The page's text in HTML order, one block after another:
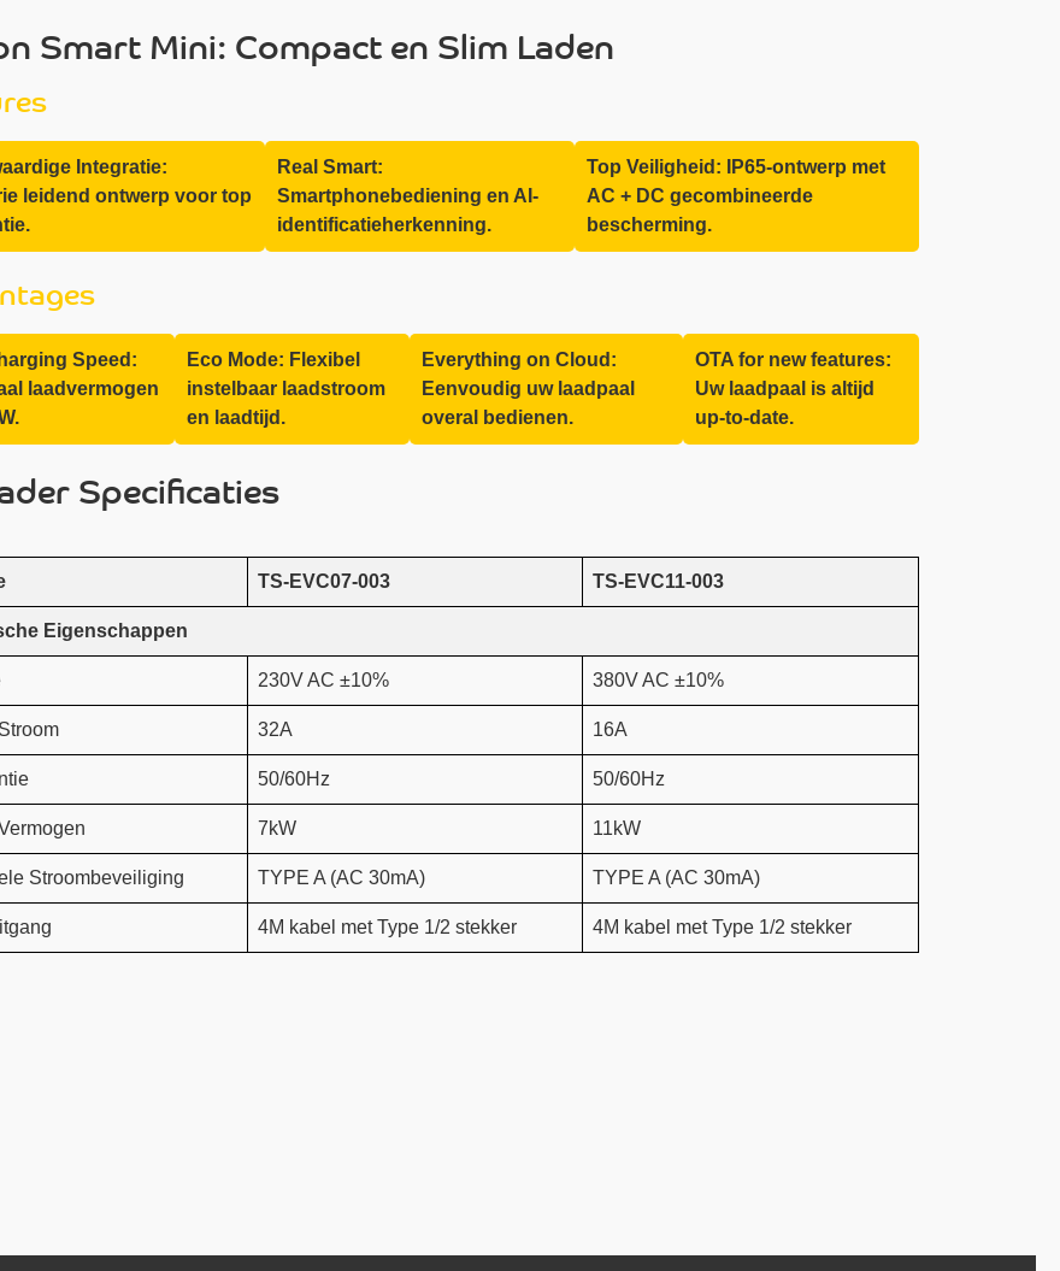
Smart Mini: Compact en Slim Laden
Integratie:
leidend ontwerp voor top
Real Smart:
Smartphonebediening en AI-
identificatieherkenning.
Top Veiligheid: IP65-ontwerp met
AC + DC gecombineerde
bescherming.
Speed:
laadvermogen
Eco Mode: Flexibel
instelbaar laadstroom
en laadtijd.
Everything on Cloud:
Eenvoudig uw laadpaal
overal bedienen.
OTA for new features:
Uw laadpaal is altijd
up-to-date.
Specificaties
TS-EVC07-003 TS-EVC11-003
Eigenschappen
230V AC ±10% 380V AC ±10%
32A 16A
50/60Hz 50/60Hz
7kW 11kW
Stroombeveiliging TYPE A (AC 30mA) TYPE A (AC 30mA)
4M kabel met Type 1/2 stekker 4M kabel met Type 1/2 stekker